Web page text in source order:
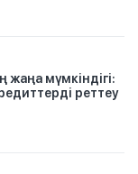
мүмкіндігі:
реттеу